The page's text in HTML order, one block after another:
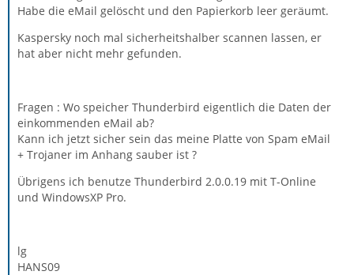
Habe die eMail gelöscht und den Papierkorb leer geräumt.
Kaspersky noch mal sicherheitshalber scannen lassen, er
hat aber nicht mehr gefunden.
Fragen : Wo speicher Thunderbird eigentlich die Daten der
einkommenden eMail ab?
Kann ich jetzt sicher sein das meine Platte von Spam eMail
+ Trojaner im Anhang sauber ist ?
Übrigens ich benutze Thunderbird 2.0.0.19 mit T-Online
und WindowsXP Pro.
lg
HANS09